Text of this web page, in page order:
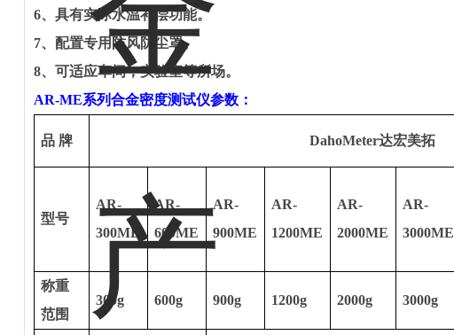
6、具有实际水温补偿功能。
7、配置专用防风防尘罩。
8、可适应车间，实验室等所场。
AR-ME系列合金密度测试仪参数：
品 牌 DahoMeter达宏美拓
型号
AR-
300ME
AR-
600ME
AR-
900ME
AR-
1200ME
AR-
2000ME
AR-
3000ME
称重
范围
300g 600g 900g 1200g 2000g 3000g